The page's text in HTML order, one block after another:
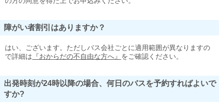
障がい者割引はありますか？
はい、ございます。ただしバス会社ごとに適用範囲が異なりますの
で詳細は 『おからだの不自由な方へ』 をご確認ください。
出発時刻が24時以降の場合、何日のバスを予約すればよいで
すか?